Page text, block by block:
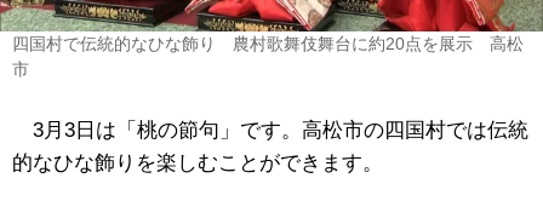
四国村で伝統的なひな飾り 農村歌舞伎舞台に約20点を展示 高松
市
3月3日は「桃の節句」です。高松市の四国村では伝統
的なひな飾りを楽しむことができます。